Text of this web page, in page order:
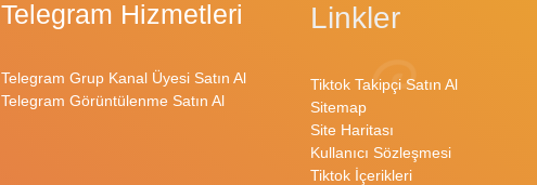
Telegram Hizmetleri
Telegram Grup Kanal Üyesi Satın Al
Telegram Görüntülenme Satın Al
Linkler
Tiktok Takipçi Satın Al
Sitemap
Site Haritası
Kullanıcı Sözleşmesi
Tiktok İçerikleri